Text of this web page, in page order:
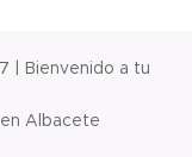
| Bienvenido a tu
Albacete